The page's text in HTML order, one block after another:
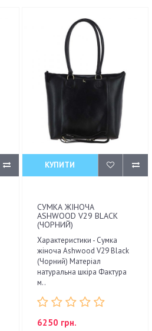
КУПИТИ
СУМКА ЖІНОЧА
ASHWOOD V29 BLACK
(ЧОРНИЙ)
Характеристики - Сумка
жіноча Ashwood V29 Black
(Чорний) Матеріал
натуральна шкіра Фактура
м..
6250 грн.